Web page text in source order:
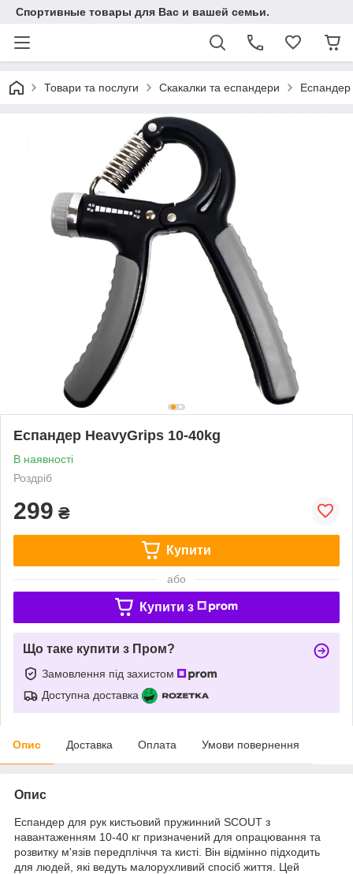
Спортивные товары для Вас и вашей семьи.
Товари та послуги Скакалки та еспандери
Еспандер HeavyGrips 10-40kg
В наявності
Роздріб
299 ₴
Купити
або
Купити з
Що таке купити з Пром?
Замовлення під захистом
Доступна доставка
Опис Доставка Оплата Умови повернення
Опис
Еспандер для рук кистьовий пружинний SCOUT з
навантаженням 10-40 кг призначений для опрацювання та
розвитку м'язів передпліччя та кисті. Він відмінно підходить
для людей, які ведуть малорухливий спосіб життя. Цей